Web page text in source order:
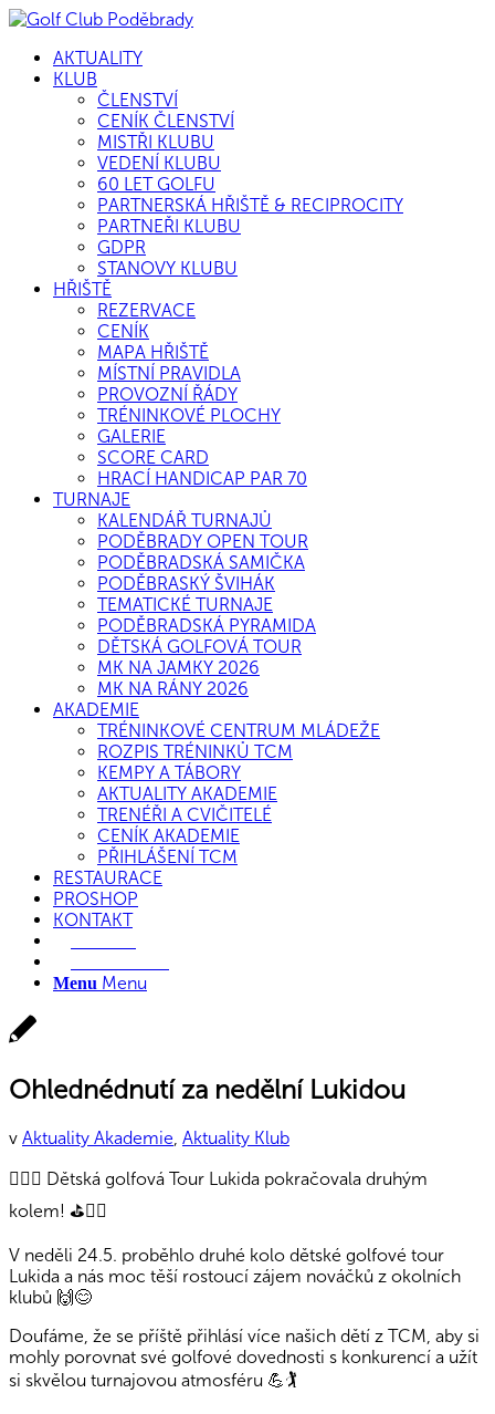
AKTUALITY
KLUB
ČLENSTVÍ
CENÍK ČLENSTVÍ
MISTŘI KLUBU
VEDENÍ KLUBU
60 LET GOLFU
PARTNERSKÁ HŘIŠTĚ & RECIPROCITY
PARTNEŘI KLUBU
GDPR
STANOVY KLUBU
HŘIŠTĚ
REZERVACE
CENÍK
MAPA HŘIŠTĚ
MÍSTNÍ PRAVIDLA
PROVOZNÍ ŘÁDY
TRÉNINKOVÉ PLOCHY
GALERIE
SCORE CARD
HRACÍ HANDICAP PAR 70
TURNAJE
KALENDÁŘ TURNAJŮ
PODĚBRADY OPEN TOUR
PODĚBRADSKÁ SAMIČKA
PODĚBRASKÝ ŠVIHÁK
TEMATICKÉ TURNAJE
PODĚBRADSKÁ PYRAMIDA
DĚTSKÁ GOLFOVÁ TOUR
MK NA JAMKY 2026
MK NA RÁNY 2026
AKADEMIE
TRÉNINKOVÉ CENTRUM MLÁDEŽE
ROZPIS TRÉNINKŮ TCM
KEMPY A TÁBORY
AKTUALITY AKADEMIE
TRENÉŘI A CVIČITELÉ
CENÍK AKADEMIE
PŘIHLÁŠENÍ TCM
RESTAURACE
PROSHOP
KONTAKT
Menu Menu
Ohlednédnutí za nedělní Lukidou
v Aktuality Akademie, Aktuality Klub
🏌️‍♂️⛳ Dětská golfová Tour Lukida pokračovala druhým
kolem! ⛳🏌️‍♀️
V neděli 24.5. proběhlo druhé kolo dětské golfové tour
Lukida a nás moc těší rostoucí zájem nováčků z okolních
klubů 🙌😊
Doufáme, že se příště přihlásí více našich dětí z TCM, aby si
mohly porovnat své golfové dovednosti s konkurencí a užít
si skvělou turnajovou atmosféru 💪🏌️